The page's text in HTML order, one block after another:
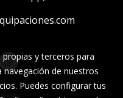
y terceros para
de nuestros
Puedes configurar tus